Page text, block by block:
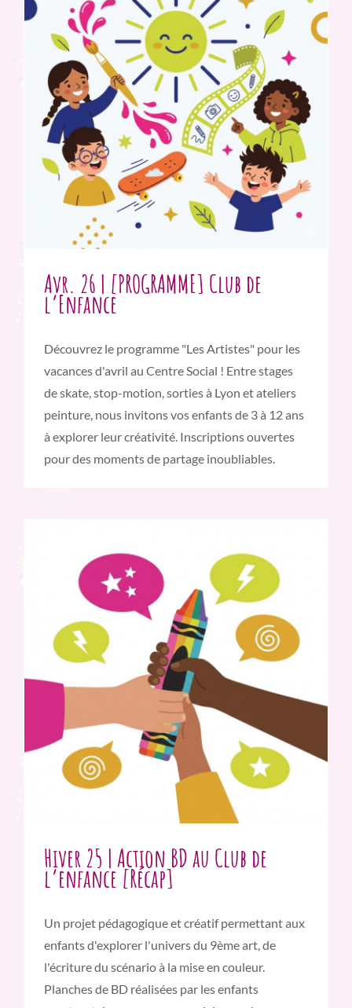
Avr. 26 | [PROGRAMME] Club de
l’Enfance
Découvrez le programme "Les Artistes" pour les
vacances d'avril au Centre Social ! Entre stages
de skate, stop-motion, sorties à Lyon et ateliers
peinture, nous invitons vos enfants de 3 à 12 ans
à explorer leur créativité. Inscriptions ouvertes
pour des moments de partage inoubliables.
Hiver 25 | Action BD au Club de
l’enfance [Récap]
Un projet pédagogique et créatif permettant aux
enfants d'explorer l'univers du 9ème art, de
l'écriture du scénario à la mise en couleur.
Planches de BD réalisées par les enfants